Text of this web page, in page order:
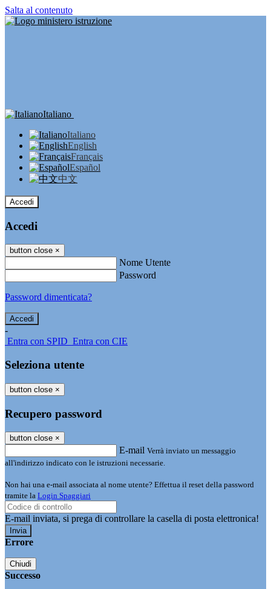
Salta al contenuto
Italiano
Italiano
English
Français
Español
中文
Accedi
Accedi
button close ×
Nome Utente
Password
Password dimenticata?
-
Entra con SPID Entra con CIE
Seleziona utente
button close ×
Recupero password
button close ×
E-mail Verrà inviato un messaggio
all'indirizzo indicato con le istruzioni necessarie.
Non hai una e-mail associata al nome utente? Effettua il reset della password
tramite la Login Spaggiari
E-mail inviata, si prega di controllare la casella di posta elettronica!
Errore
Chiudi
Successo